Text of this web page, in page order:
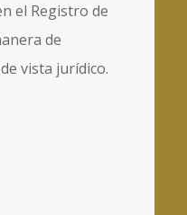
el Registro de
de
vista jurídico.